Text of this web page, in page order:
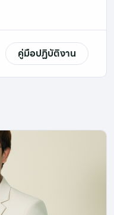
คู่มือปฏิบัติงาน